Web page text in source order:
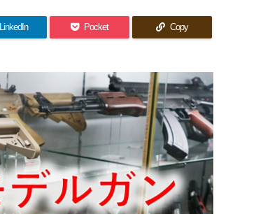
LinkedIn Pocket Copy